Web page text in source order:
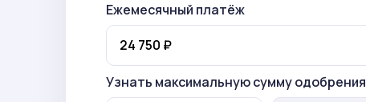
Ежемесячный платёж
Узнать максимальную сумму одобрения